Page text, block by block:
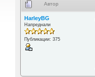
Автор
HarleyBG
Напреднали
Публикации: 375